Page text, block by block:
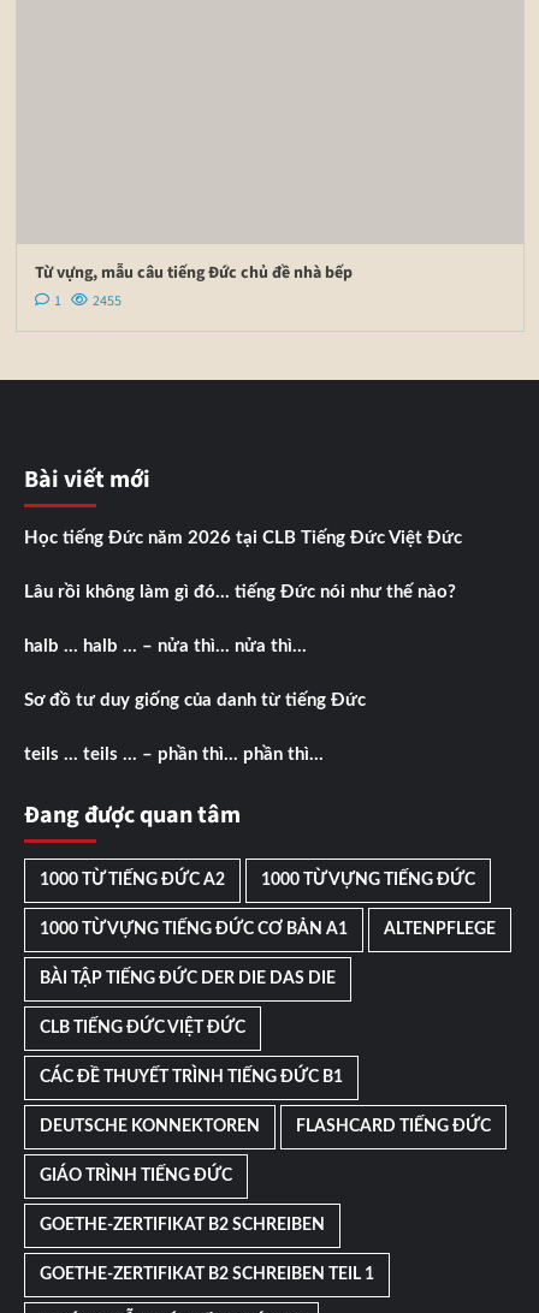
Từ vựng, mẫu câu tiếng Đức chủ đề nhà bếp
1 2455
Bài viết mới
Học tiếng Đức năm 2026 tại CLB Tiếng Đức Việt Đức
Lâu rồi không làm gì đó… tiếng Đức nói như thế nào?
halb … halb … – nửa thì… nửa thì…
Sơ đồ tư duy giống của danh từ tiếng Đức
teils … teils … – phần thì… phần thì…
Đang được quan tâm
1000 TỪ TIẾNG ĐỨC A2 1000 TỪ VỰNG TIẾNG ĐỨC
1000 TỪ VỰNG TIẾNG ĐỨC CƠ BẢN A1 ALTENPFLEGE
BÀI TẬP TIẾNG ĐỨC DER DIE DAS DIE
CLB TIẾNG ĐỨC VIỆT ĐỨC
CÁC ĐỀ THUYẾT TRÌNH TIẾNG ĐỨC B1
DEUTSCHE KONNEKTOREN FLASHCARD TIẾNG ĐỨC
GIÁO TRÌNH TIẾNG ĐỨC
GOETHE-ZERTIFIKAT B2 SCHREIBEN
GOETHE-ZERTIFIKAT B2 SCHREIBEN TEIL 1